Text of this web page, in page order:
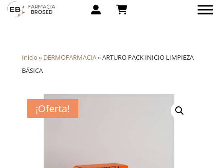
Inicio » DERMOFARMACIA»ARTURO PACK INICIO LIMPIEZA
BÁSICA
¡Oferta!